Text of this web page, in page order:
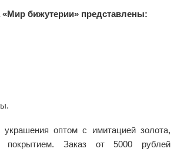
«Мир бижутерии» представлены:
оптом с имитацией золота,
покрытием. Заказ от 5000 рублей